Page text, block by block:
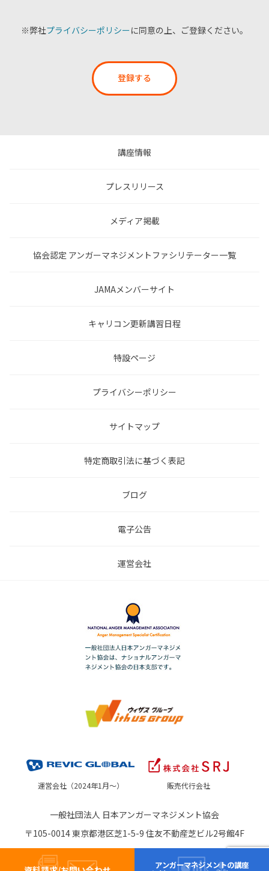
※弊社プライバシーポリシーに同意の上、ご登録ください。
登録する
講座情報
プレスリリース
メディア掲載
協会認定 アンガーマネジメントファシリテーター一覧
JAMAメンバーサイト
キャリコン更新講習日程
特設ページ
プライバシーポリシー
サイトマップ
特定商取引法に基づく表記
ブログ
電子公告
運営会社
運営会社（2024年1月～） 販売代行会社
一般社団法人 日本アンガーマネジメント協会
〒105-0014 東京都港区芝1-5-9 住友不動産芝ビル2号館4F
アンガーマネジメントの講座